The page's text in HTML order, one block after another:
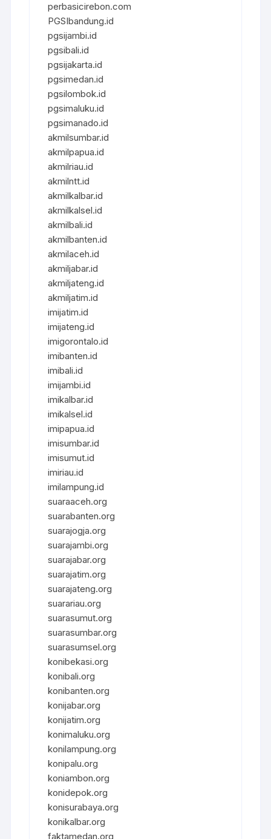
perbasicirebon.com
PGSIbandung.id
pgsijambi.id
pgsibali.id
pgsijakarta.id
pgsimedan.id
pgsilombok.id
pgsimaluku.id
pgsimanado.id
akmilsumbar.id
akmilpapua.id
akmilriau.id
akmilntt.id
akmilkalbar.id
akmilkalsel.id
akmilbali.id
akmilbanten.id
akmilaceh.id
akmiljabar.id
akmiljateng.id
akmiljatim.id
imijatim.id
imijateng.id
imigorontalo.id
imibanten.id
imibali.id
imijambi.id
imikalbar.id
imikalsel.id
imipapua.id
imisumbar.id
imisumut.id
imiriau.id
imilampung.id
suaraaceh.org
suarabanten.org
suarajogja.org
suarajambi.org
suarajabar.org
suarajatim.org
suarajateng.org
suarariau.org
suarasumut.org
suarasumbar.org
suarasumsel.org
konibekasi.org
konibali.org
konibanten.org
konijabar.org
konijatim.org
konimaluku.org
konilampung.org
konipalu.org
koniambon.org
konidepok.org
konisurabaya.org
konikalbar.org
faktamedan.org